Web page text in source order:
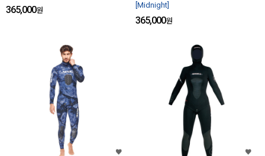
365,000원
[Midnight]
365,000원